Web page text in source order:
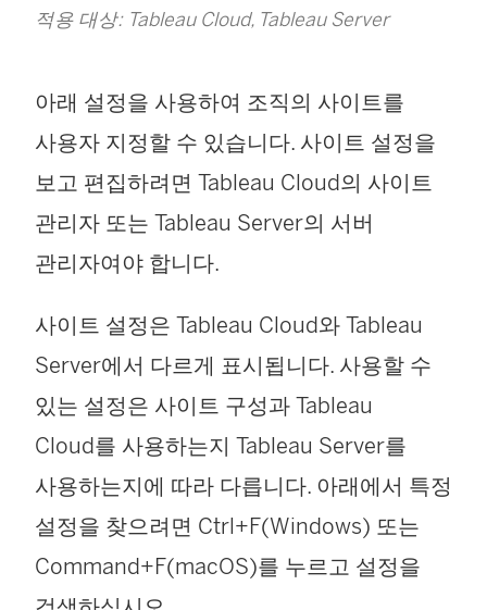
적용 대상: Tableau Cloud, Tableau Server
아래 설정을 사용하여 조직의 사이트를
사용자 지정할 수 있습니다. 사이트 설정을
보고 편집하려면 Tableau Cloud의 사이트
관리자 또는 Tableau Server의 서버
관리자여야 합니다.
사이트 설정은 Tableau Cloud와 Tableau
Server에서 다르게 표시됩니다. 사용할 수
있는 설정은 사이트 구성과 Tableau
Cloud를 사용하는지 Tableau Server를
사용하는지에 따라 다릅니다. 아래에서 특정
설정을 찾으려면 Ctrl+F(Windows) 또는
Command+F(macOS)를 누르고 설정을